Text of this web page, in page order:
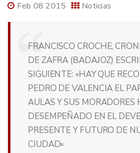
Feb 08 2015 Noticias
FRANCISCO CROCHE,
DE ZAFRA (BADAJOZ)
SIGUIENTE: «HAY QUE
PEDRO DE VALENCIA EL
AULAS Y SUS MORADORES
DESEMPEÑADO EN EL
PRESENTE Y FUTURO DE
CIUDAD»